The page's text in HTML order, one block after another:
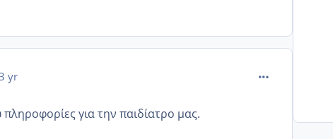
yr
για την παιδίατρο μας.